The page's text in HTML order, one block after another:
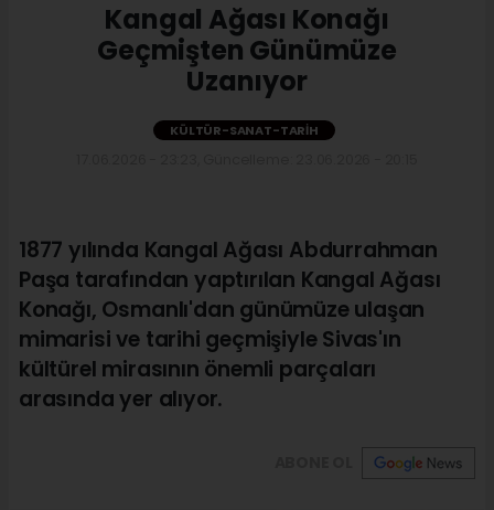
Kangal Ağası Konağı
Geçmişten Günümüze
Uzanıyor
KÜLTÜR-SANAT-TARIH
1877 yılında Kangal Ağası Abdurrahman
Paşa tarafından yaptırılan Kangal Ağası
Konağı, Osmanlı'dan günümüze ulaşan
mimarisi ve tarihi geçmişiyle Sivas'ın
kültürel mirasının önemli parçaları
arasında yer alıyor.